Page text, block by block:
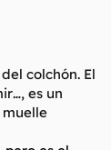
colchón. El
es un